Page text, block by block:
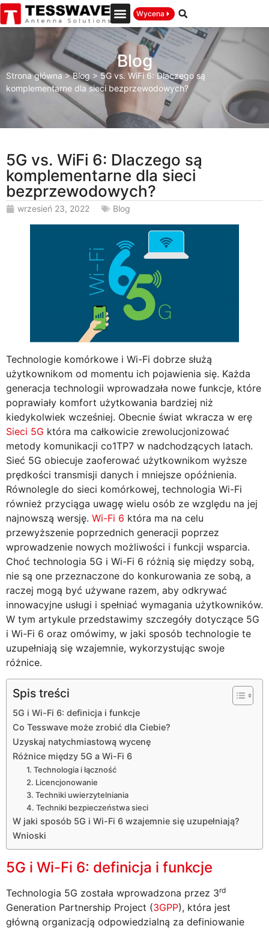
Wycena
Blog
Strona główna>Blog >5G vs. WiFi 6: Dlaczego są
komplementarne dla sieci bezprzewodowych?
5G vs. WiFi 6: Dlaczego są
komplementarne dla sieci
bezprzewodowych?
wrzesień 23, 2022 Blog
Technologie komórkowe i Wi-Fi dobrze służą
użytkownikom od momentu ich pojawienia się. Każda
generacja technologii wprowadzała nowe funkcje, które
poprawiały komfort użytkowania bardziej niż
kiedykolwiek wcześniej. Obecnie świat wkracza w erę
Sieci 5G która ma całkowicie zrewolucjonizować
metody komunikacji co1TP7 w nadchodzących latach.
Sieć 5G obiecuje zaoferować użytkownikom wyższe
prędkości transmisji danych i mniejsze opóźnienia.
Równolegle do sieci komórkowej, technologia Wi-Fi
również przyciąga uwagę wielu osób ze względu na jej
najnowszą wersję. Wi-Fi 6 która ma na celu
przewyższenie poprzednich generacji poprzez
wprowadzenie nowych możliwości i funkcji wsparcia.
Choć technologia 5G i Wi-Fi 6 różnią się między sobą,
nie są one przeznaczone do konkurowania ze sobą, a
raczej mogą być używane razem, aby odkrywać
innowacyjne usługi i spełniać wymagania użytkowników.
W tym artykule przedstawimy szczegóły dotyczące 5G
i Wi-Fi 6 oraz omówimy, w jaki sposób technologie te
uzupełniają się wzajemnie, wykorzystując swoje
różnice.
Spis treści
5G i Wi-Fi 6: definicja i funkcje
Co Tesswave może zrobić dla Ciebie?
Uzyskaj natychmiastową wycenę
Różnice między 5G a Wi-Fi 6
1. Technologia i łączność
2. Licencjonowanie
3. Techniki uwierzytelniania
4. Techniki bezpieczeństwa sieci
W jaki sposób 5G i Wi-Fi 6 wzajemnie się uzupełniają?
Wnioski
5G i Wi-Fi 6: definicja i funkcje
Technologia 5G została wprowadzona przez 3rd
Generation Partnership Project (3GPP), która jest
główną organizacją odpowiedzialną za definiowanie